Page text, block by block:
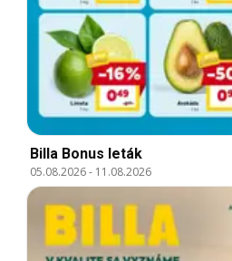
Billa Bonus leták
05.08.2026- 11.08.2026